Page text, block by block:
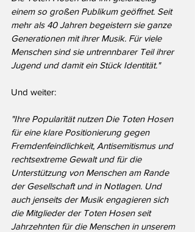
einem so großen Publikum geöffnet. Seit
mehr als 40 Jahren begeistern sie ganze
Generationen mit ihrer Musik. Für viele
Menschen sind sie untrennbarer Teil ihrer
Jugend und damit ein Stück Identität."
Und weiter:
"Ihre Popularität nutzen Die Toten Hosen
für eine klare Positionierung gegen
Fremdenfeindlichkeit, Antisemitismus und
rechtsextreme Gewalt und für die
Unterstützung von Menschen am Rande
der Gesellschaft und in Notlagen. Und
auch jenseits der Musik engagieren sich
die Mitglieder der Toten Hosen seit
Jahrzehnten für die Menschen in unserem